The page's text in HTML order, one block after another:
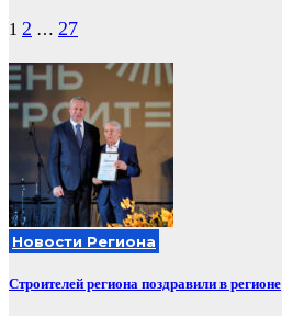
Пагинация
записей
1 2 … 27
Новости Региона
Строителей региона поздравили в регионе